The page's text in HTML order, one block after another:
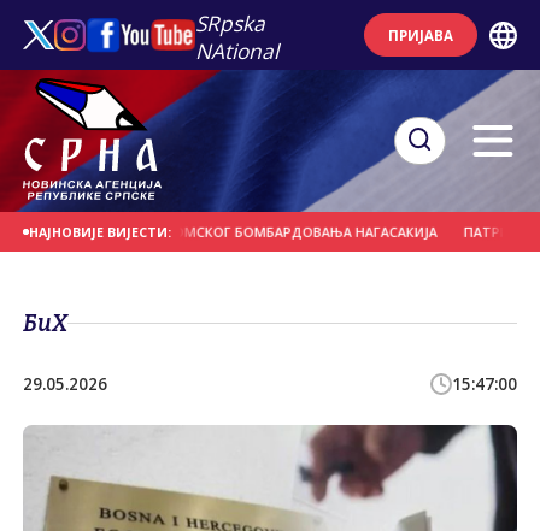
SRpska
NAtional
ПРИЈАВА
НАЈНОВИЈЕ ВИЈЕСТИ:
ЖРТВЕ АТОМСКОГ БОМБАРДОВАЊА НАГАСАКИЈА ПАТРИЈАРХ:
БиХ
29.05.2026 15:47:00